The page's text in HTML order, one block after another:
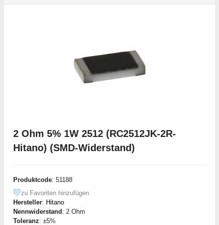
2 Ohm 5% 1W 2512 (RC2512JK-2R-
Hitano) (SMD-Widerstand)
Produktcode: 51188
zu Favoriten hinzufügen
Hersteller: Hitano
Nennwiderstand: 2 Ohm
Toleranz: ±5%